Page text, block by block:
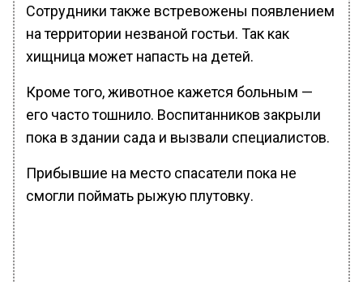
Сотрудники также встревожены появлением
на территории незваной гостьи. Так как
хищница может напасть на детей.
Кроме того, животное кажется больным —
его часто тошнило. Воспитанников закрыли
пока в здании сада и вызвали специалистов.
Прибывшие на место спасатели пока не
смогли поймать рыжую плутовку.